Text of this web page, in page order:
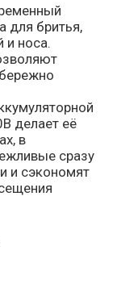
для бритья,
и носа.
делает её
в
сразу
и сэкономят